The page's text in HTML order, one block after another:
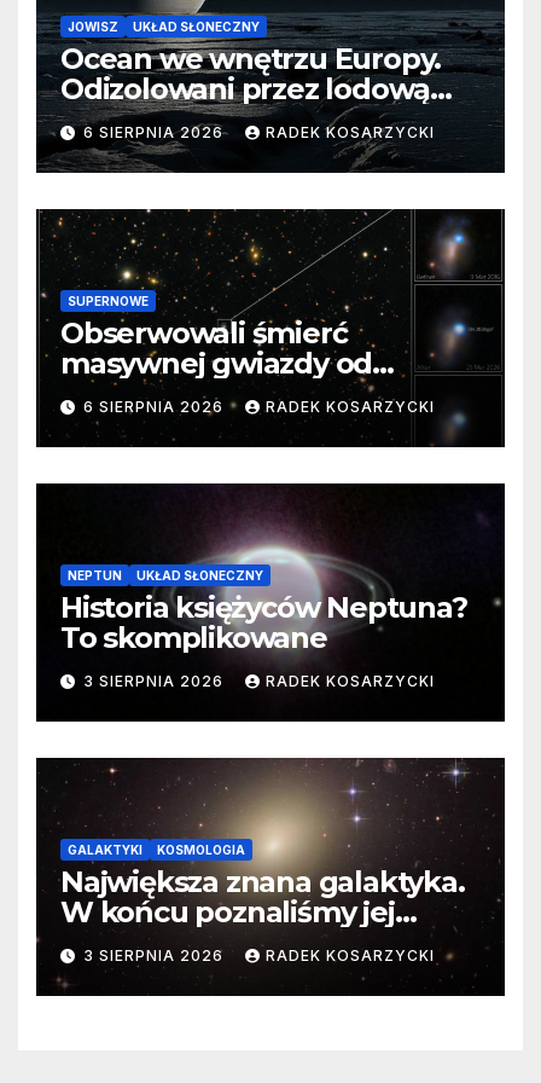
JOWISZ UKŁAD SŁONECZNY
Ocean we wnętrzu Europy.
Odizolowani przez lodową
barierę
6 SIERPNIA 2026 RADEK KOSARZYCKI
SUPERNOWE
Obserwowali śmierć
masywnej gwiazdy od
samego początku. Niezwykle
cenne dane
6 SIERPNIA 2026 RADEK KOSARZYCKI
NEPTUN UKŁAD SŁONECZNY
Historia księżyców Neptuna?
To skomplikowane
3 SIERPNIA 2026 RADEK KOSARZYCKI
GALAKTYKI KOSMOLOGIA
Największa znana galaktyka.
W końcu poznaliśmy jej
faktyczne wymiary
3 SIERPNIA 2026 RADEK KOSARZYCKI